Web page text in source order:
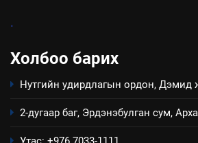
үйлдвэрлэл,
ашиглаж
ИЛ ТОД БАЙДАЛ
.
Холбоо барих
Нутгийн удирдлагын ордон, Дэмид
2-дугаар баг, Эрдэнэбулган сум,